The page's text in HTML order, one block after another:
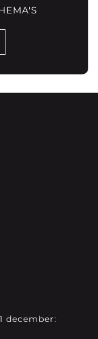
december: